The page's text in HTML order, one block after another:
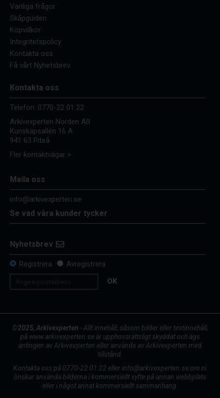
Vanliga frågor
Skåpguiden
Köpvillkor
Integritetspolicy
Kontakta oss
Få vårt Nyhetsbrev
Kontakta oss
Telefon: 0770-22 01 22
Arkivexperten Norden AB
Kunskapsallén 16 A
941 63 Piteå
Fler kontaktvägar >
Maila oss
info@arkivexperten.se
Se vad våra kunder tycker
Nyhetsbrev
Registrera
Avregistrera
OK
©2025, Arkivexperten - Allt innehåll, såsom bilder eller textinnehåll,
på www.arkivexperten.se är upphovsrättsligt skyddat och ägs
antingen av Arkivexperten eller används av Arkivexperten med
tillstånd.
Kontakta oss på 0770-22 01 22 eller info@arkivexperten.se om ni
önskar använda bilderna i kommersiellt syfte på annan webbplats
eller i något annat kommersiellt sammanhang.